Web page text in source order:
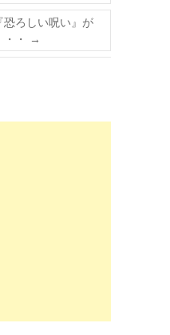
恐ろしい呪い』が
・
→